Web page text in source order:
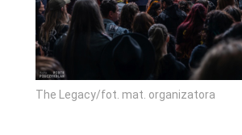
The Legacy/fot. mat. organizatora